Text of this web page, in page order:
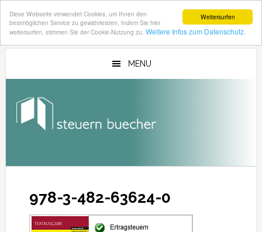
Weitersurfen
Diese Webseite verwendet Cookies, um Ihnen den
bestmöglichen Service zu gewährleisten. Indem Sie hier
weitersurfen, stimmen Sie der Cookie-Nutzung zu. Weitere Infos zum Datenschutz.
Zum
Zur
MENU
978-3-482-63624-0